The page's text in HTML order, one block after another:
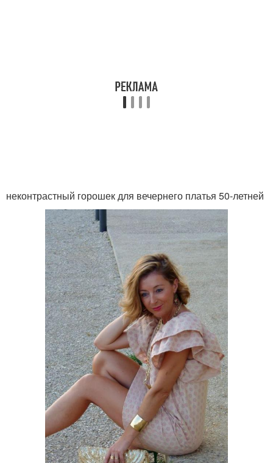
неконтрастный горошек для вечернего платья 50-летней